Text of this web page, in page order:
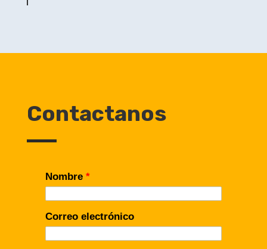
Contactanos
Nombre *
Correo electrónico